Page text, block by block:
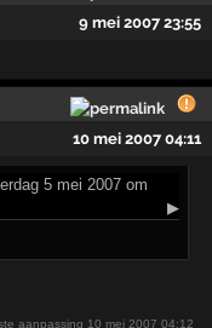
9 mei 2007 23:55
10 mei 2007 04:11
5 mei 2007 om
▶
aanpassing 10 mei 2007 04:12